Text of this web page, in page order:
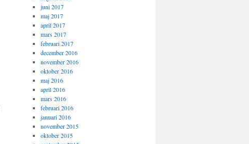
juni 2017
maj 2017
april 2017
mars 2017
februari 2017
december 2016
november 2016
oktober 2016
maj 2016
april 2016
mars 2016
februari 2016
januari 2016
november 2015
oktober 2015